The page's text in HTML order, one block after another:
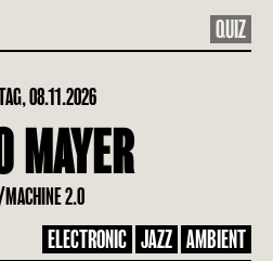
QUIZ
08.11.2026
MAYER
2.0
ELECTRONIC JAZZ AMBIENT